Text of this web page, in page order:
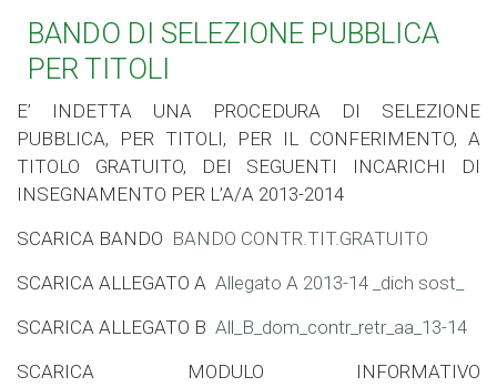
BANDO DI SELEZIONE PUBBLICA
PER TITOLI
E’ INDETTA UNA PROCEDURA DI SELEZIONE
PUBBLICA, PER TITOLI, PER IL CONFERIMENTO, A
TITOLO GRATUITO, DEI SEGUENTI INCARICHI DI
INSEGNAMENTO PER L’A/A 2013-2014
SCARICA BANDO BANDO CONTR.TIT.GRATUITO
SCARICA ALLEGATO A Allegato A 2013-14 _dich sost_
SCARICA ALLEGATO B All_B_dom_contr_retr_aa_13-14
SCARICA MODULO INFORMATIVO